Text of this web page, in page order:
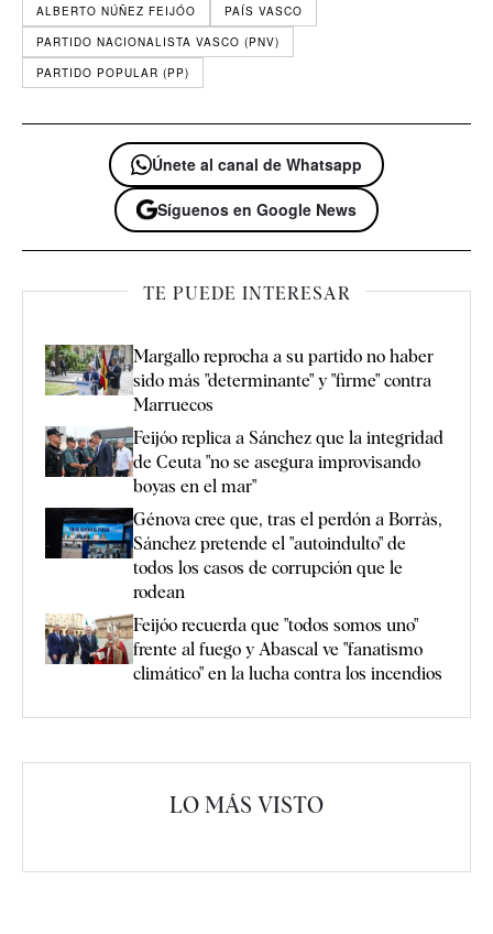
ALBERTO NÚÑEZ FEIJÓO
PAÍS VASCO
PARTIDO NACIONALISTA VASCO (PNV)
PARTIDO POPULAR (PP)
Únete al canal de Whatsapp
Síguenos en Google News
TE PUEDE INTERESAR
Margallo reprocha a su partido no haber
sido más "determinante" y "firme" contra
Marruecos
Feijóo replica a Sánchez que la integridad
de Ceuta "no se asegura improvisando
boyas en el mar"
Génova cree que, tras el perdón a Borràs,
Sánchez pretende el "autoindulto" de
todos los casos de corrupción que le
rodean
Feijóo recuerda que "todos somos uno"
frente al fuego y Abascal ve "fanatismo
climático" en la lucha contra los incendios
LO MÁS VISTO